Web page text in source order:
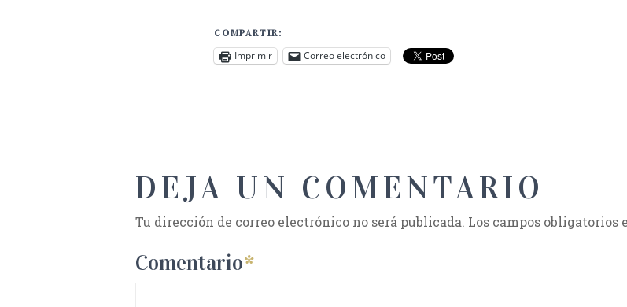
COMPARTIR:
Imprimir Correo electrónico
DEJA UN COMENTARIO
Tu dirección de correo electrónico no será publicada. Los campos obligatorios
Comentario*